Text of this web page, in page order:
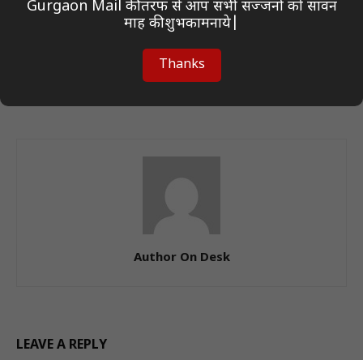
Coforge Q1 Result: सेबर डील से
मिली रफ्तार, प्रतिस्पर्धियों को पीछे
जमशेदपुर में दो वाहन चोरी से हड़कंप
– थाना घेराव की चेतावनी से बढ़ा
Author On Desk
LEAVE A REPLY
Gurgaon Mail की तरफ से आप सभी सज्जनो को सावन
माह की शुभकामनाये|
Thanks